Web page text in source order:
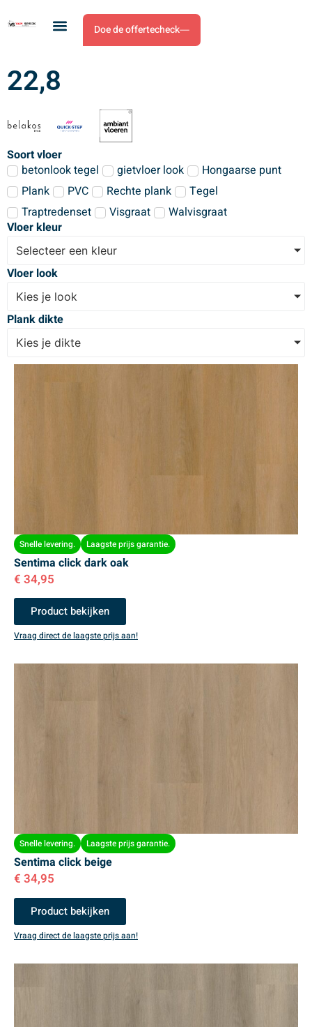
Doe de offertecheck
22,8
Soort vloer
betonlook tegel
gietvloer look
Hongaarse punt
Plank
PVC Rechte plank
Tegel
Traptredenset
Visgraat
Walvisgraat
Vloer kleur
Selecteer een kleur
Vloer look
Kies je look
Plank dikte
Kies je dikte
Snelle levering. Laagste prijs garantie.
Sentima click dark oak
€ 34,95
Product bekijken
Vraag direct de laagste prijs aan!
Snelle levering. Laagste prijs garantie.
Sentima click beige
€ 34,95
Product bekijken
Vraag direct de laagste prijs aan!